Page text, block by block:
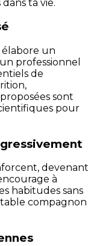
ta vie.
élabore un
professionnel
de
sont
pour
devenant
à
habitudes sans
compagnon